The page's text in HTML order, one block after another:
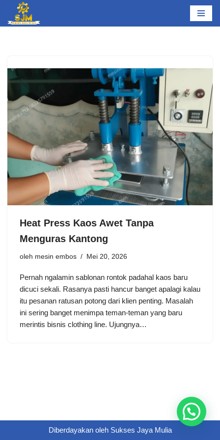
Lompat
Heat Press Kaos Awet Tanpa
Menguras Kantong
oleh mesin embos Mei 20, 2026
Pernah ngalamin sablonan rontok padahal kaos baru
dicuci sekali. Rasanya pasti hancur banget apalagi kalau
itu pesanan ratusan potong dari klien penting. Masalah
ini sering banget menimpa teman-teman yang baru
merintis bisnis clothing line. Ujungnya…
Diberdayakan oleh Sukses Jaya Mulia